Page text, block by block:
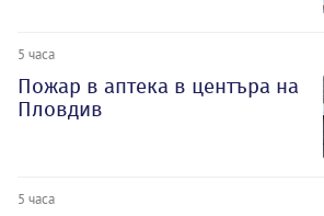
5 часа
Пожар в аптека в центъра на
Пловдив
5 часа